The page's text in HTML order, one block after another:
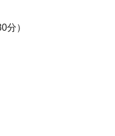
分）